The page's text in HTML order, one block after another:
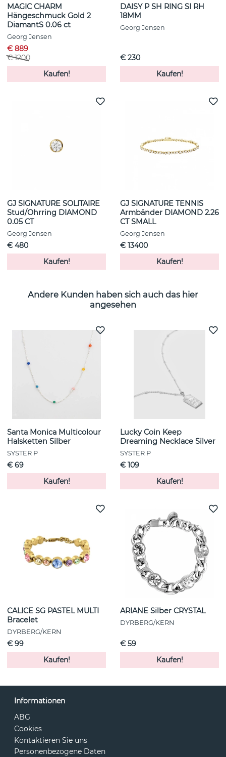
MAGIC CHARM
Hängeschmuck Gold 2
DiamantS 0.06 ct
Georg Jensen
€ 889
€ 1200
Kaufen!
DAISY P SH RING SI RH
18MM
Georg Jensen
€ 230
Kaufen!
GJ SIGNATURE SOLITAIRE
Stud/Ohrring DIAMOND
0.05 CT
Georg Jensen
€ 480
Kaufen!
GJ SIGNATURE TENNIS
Armbänder DIAMOND 2.26
CT SMALL
Georg Jensen
€ 13400
Kaufen!
Andere Kunden haben sich auch das hier
angesehen
Santa Monica Multicolour
Halsketten Silber
SYSTER P
€ 69
Kaufen!
Lucky Coin Keep
Dreaming Necklace Silver
SYSTER P
€ 109
Kaufen!
CALICE SG PASTEL MULTI
Bracelet
DYRBERG/KERN
€ 99
Kaufen!
ARIANE Silber CRYSTAL
DYRBERG/KERN
€ 59
Kaufen!
Informationen
ABG
Cookies
Kontaktieren Sie uns
Personenbezogene Daten